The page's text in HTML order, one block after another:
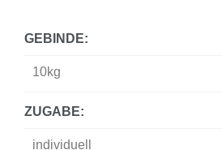
GEBINDE:
10kg
ZUGABE:
individuell